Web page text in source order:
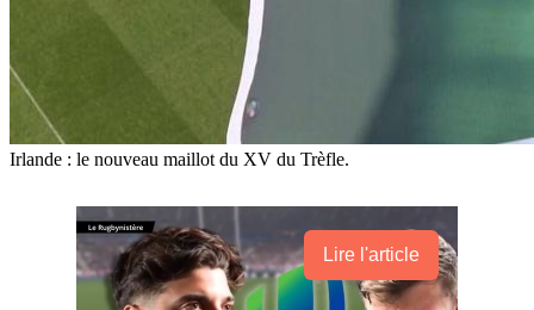
Irlande : le nouveau maillot du XV du Trèfle.
Lire l'article